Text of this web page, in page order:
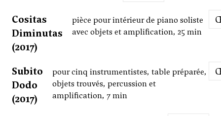
Cositas
Diminutas
(2017)
pièce pour intérieur de piano soliste
avec objets et amplification, 25 min
Subito
Dodo
(2017)
pour cinq instrumentistes, table préparée,
objets trouvés, percussion et
amplification, 7 min